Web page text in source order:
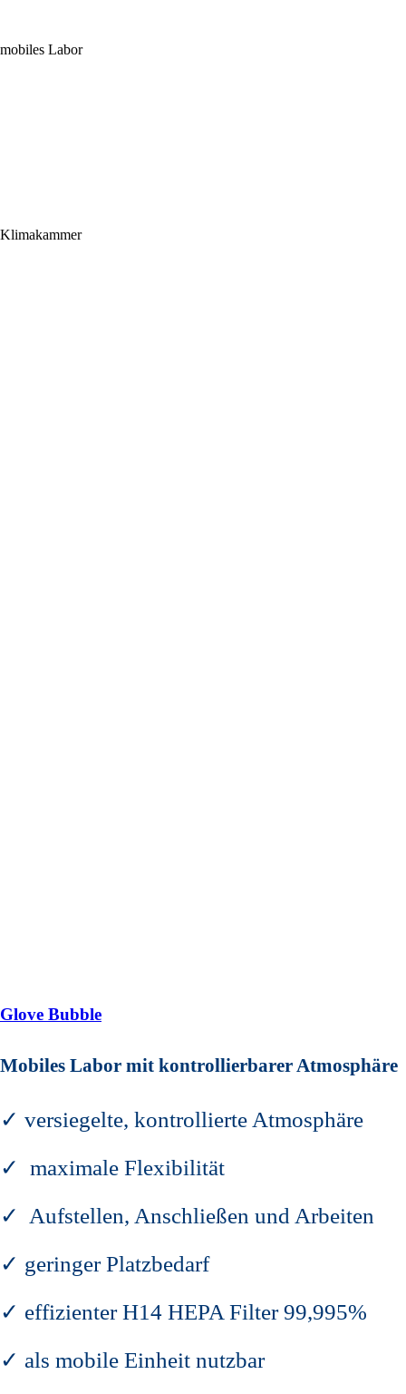
mobiles Labor
Klimakammer
Glove Bubble
Mobiles Labor mit kontrollierbarer Atmosphäre
✓ versiegelte, kontrollierte Atmosphäre
✓ maximale Flexibilität
✓ Aufstellen, Anschließen und Arbeiten
✓ geringer Platzbedarf
✓ effizienter H14 HEPA Filter 99,995%
✓ als mobile Einheit nutzbar